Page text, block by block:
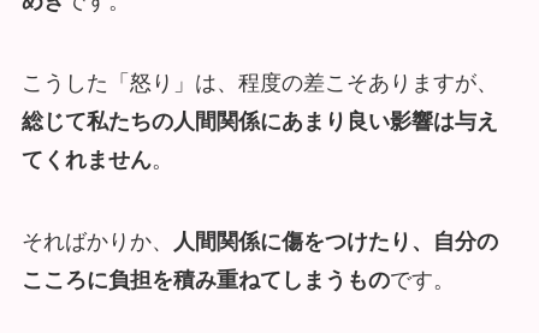
こうした「怒り」は、程度の差こそありますが、
総じて私たちの人間関係にあまり良い影響は与え
てくれません。
そればかりか、
人間関係に傷をつけたり、自分の
こころに負担を積み重ねてしまうものです。